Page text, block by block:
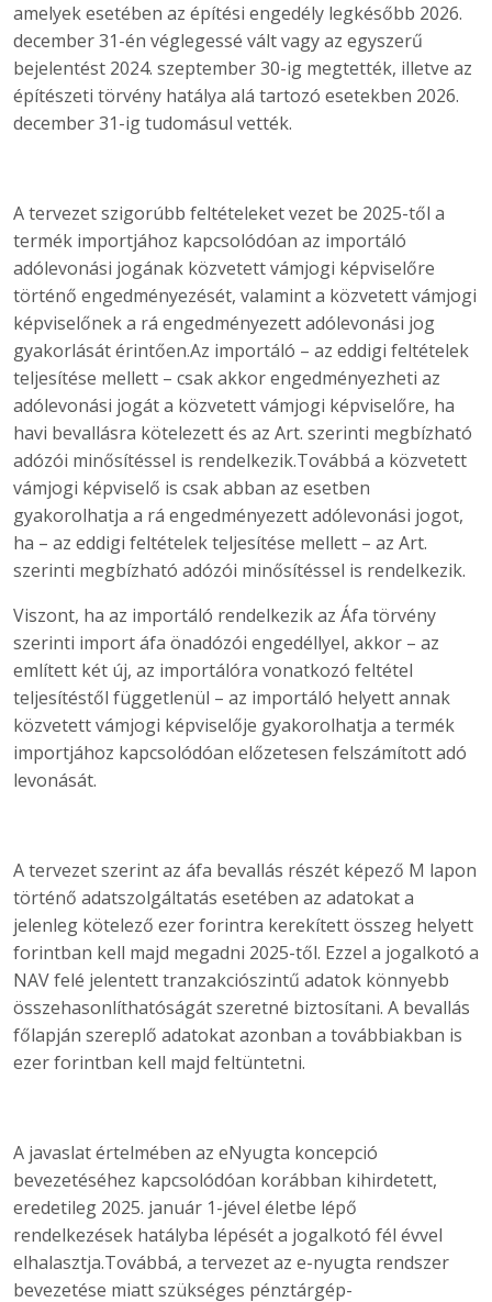
amelyek esetében az építési engedély legkésőbb 2026.
december 31-én véglegessé vált vagy az egyszerű
bejelentést 2024. szeptember 30-ig megtették, illetve az
építészeti törvény hatálya alá tartozó esetekben 2026.
december 31-ig tudomásul vették.
A tervezet szigorúbb feltételeket vezet be 2025-től a
termék importjához kapcsolódóan az importáló
adólevonási jogának közvetett vámjogi képviselőre
történő engedményezését, valamint a közvetett vámjogi
képviselőnek a rá engedményezett adólevonási jog
gyakorlását érintően.Az importáló – az eddigi feltételek
teljesítése mellett – csak akkor engedményezheti az
adólevonási jogát a közvetett vámjogi képviselőre, ha
havi bevallásra kötelezett és az Art. szerinti megbízható
adózói minősítéssel is rendelkezik.Továbbá a közvetett
vámjogi képviselő is csak abban az esetben
gyakorolhatja a rá engedményezett adólevonási jogot,
ha – az eddigi feltételek teljesítése mellett – az Art.
szerinti megbízható adózói minősítéssel is rendelkezik.
Viszont, ha az importáló rendelkezik az Áfa törvény
szerinti import áfa önadózói engedéllyel, akkor – az
említett két új, az importálóra vonatkozó feltétel
teljesítéstől függetlenül – az importáló helyett annak
közvetett vámjogi képviselője gyakorolhatja a termék
importjához kapcsolódóan előzetesen felszámított adó
levonását.
A tervezet szerint az áfa bevallás részét képező M lapon
történő adatszolgáltatás esetében az adatokat a
jelenleg kötelező ezer forintra kerekített összeg helyett
forintban kell majd megadni 2025-től. Ezzel a jogalkotó a
NAV felé jelentett tranzakciószintű adatok könnyebb
összehasonlíthatóságát szeretné biztosítani. A bevallás
főlapján szereplő adatokat azonban a továbbiakban is
ezer forintban kell majd feltüntetni.
A javaslat értelmében az eNyugta koncepció
bevezetéséhez kapcsolódóan korábban kihirdetett,
eredetileg 2025. január 1-jével életbe lépő
rendelkezések hatályba lépését a jogalkotó fél évvel
elhalasztja.Továbbá, a tervezet az e-nyugta rendszer
bevezetése miatt szükséges pénztárgép-